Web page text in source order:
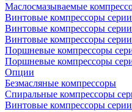
Маслосмазываемые
Винтовые компрессоры
Винтовые компрессоры
Винтовые компрессоры
Поршневые компрессоры
Поршневые компрессоры
Опции
Безмасляные компрессоры
Спиральные компрессоры
Винтовые компрессоры